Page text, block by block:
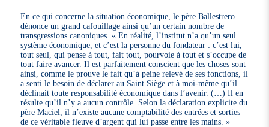
En ce qui concerne la situation économique, le père Ballestrero
dénonce un grand cafouillage ainsi qu’un certain nombre de
transgressions canoniques. « En réalité, l’institut n’a qu’un seul
système économique, et c’est la personne du fondateur : c’est lui,
tout seul, qui pense à tout, fait tout, pourvoie à tout et s’occupe de
tout faire avancer. Il est parfaitement conscient que les choses sont
ainsi, comme le prouve le fait qu’à peine relevé de ses fonctions, il
a senti le besoin de déclarer au Saint Siège et à moi-même qu’il
déclinait toute responsabilité économique dans l’avenir. (…) Il en
résulte qu’il n’y a aucun contrôle. Selon la déclaration explicite du
père Maciel, il n’existe aucune comptabilité des entrées et sorties
de ce véritable fleuve d’argent qui lui passe entre les mains. »